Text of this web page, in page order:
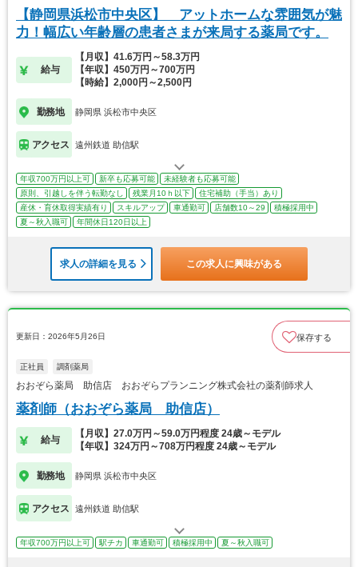
【静岡県浜松市中央区】 アットホームな雰囲気が魅
力！幅広い年齢層の患者さまが来局する薬局です。
給与
【月収】41.6万円～58.3万円
【年収】450万円～700万円
【時給】2,000円～2,500円
勤務地 静岡県 浜松市中央区
アクセス 遠州鉄道 助信駅
年収700万円以上可 新卒も応募可能
未経験者も応募可能
原則、引越しを伴う転勤なし
残業月10ｈ以下
住宅補助（手当）あり
産休・育休取得実績有り
スキルアップ 車通勤可 店舗数10～29
積極採用中
夏～秋入職可
年間休日120日以上
求人の詳細を見る この求人に興味がある
更新日：2026年5月26日 保存する
正社員 調剤薬局
おおぞら薬局 助信店 おおぞらプランニング株式会社の薬剤師求人
薬剤師（おおぞら薬局 助信店）
給与
【月収】27.0万円～59.0万円程度 24歳～モデル
【年収】324万円～708万円程度 24歳～モデル
勤務地 静岡県 浜松市中央区
アクセス 遠州鉄道 助信駅
年収700万円以上可 駅チカ 車通勤可 積極採用中 夏～秋入職可